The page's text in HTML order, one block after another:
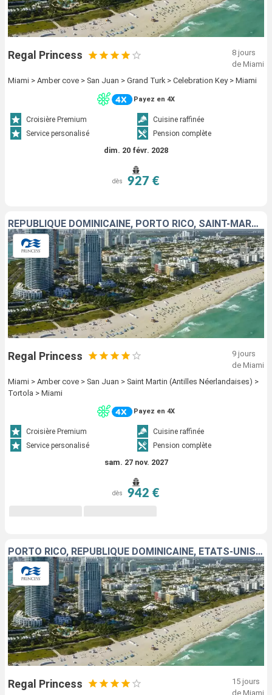
Regal Princess
8 jours
de Miami
Miami > Amber cove > San Juan > Grand Turk > Celebration Key > Miami
Payez en 4X
Croisière Premium
Cuisine raffinée
Service personalisé
Pension complète
dim. 20 févr. 2028
dès 927 €
RÉPUBLIQUE DOMINICAINE, PORTO RICO, SAINT-MARTIN, TORTOLA, ÉTATS-UNIS
Regal Princess
9 jours
de Miami
Miami > Amber cove > San Juan > Saint Martin (Antilles Néerlandaises) >
Tortola > Miami
Payez en 4X
Croisière Premium
Cuisine raffinée
Service personalisé
Pension complète
sam. 27 nov. 2027
dès 942 €
PORTO RICO, RÉPUBLIQUE DOMINICAINE, ÉTATS-UNIS, BAHAMAS, SAINT-THOMAS, SAINT-MARTIN
Regal Princess
15 jours
de Miami